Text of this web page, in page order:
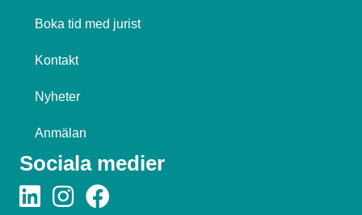
Boka tid med jurist
Kontakt
Nyheter
Anmälan
Sociala medier